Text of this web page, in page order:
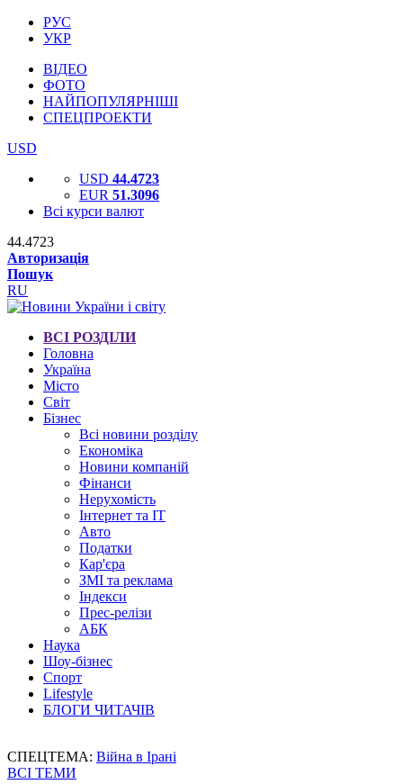
РУС
УКР
ВІДЕО
ФОТО
НАЙПОПУЛЯРНІШІ
СПЕЦПРОЕКТИ
USD
USD 44.4723
EUR 51.3096
Всі курси валют
44.4723
Авторизація
Пошук
RU
ВСІ РОЗДІЛИ
Головна
Україна
Місто
Світ
Бізнес
Всі новини розділу
Економіка
Новини компаній
Фінанси
Нерухомість
Інтернет та IT
Авто
Податки
Кар'єра
ЗМІ та реклама
Індекси
Прес-релізи
АБК
Наука
Шоу-бізнес
Спорт
Lifestyle
БЛОГИ ЧИТАЧІВ
СПЕЦТЕМА: Війна в Ірані
ВСІ ТЕМИ